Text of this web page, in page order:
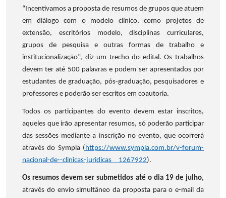
“Incentivamos a proposta de resumos de grupos que atuem
em diálogo com o modelo clínico, como projetos de
extensão, escritórios modelo, disciplinas curriculares,
grupos de pesquisa e outras formas de trabalho e
institucionalização”, diz um trecho do edital. Os trabalhos
devem ter até 500 palavras e podem ser apresentados por
estudantes de graduação, pós-graduação, pesquisadores e
professores e poderão ser escritos em coautoria.
Todos os participantes do evento devem estar inscritos,
aqueles que irão apresentar resumos, só poderão participar
das sessões mediante a inscrição no evento, que ocorrerá
através do Sympla (https://www.sympla.com.br/v-forum-
nacional-de--clinicas-juridicas__1267922).
Os resumos devem ser submetidos até o dia 19 de julho,
através do envio simultâneo da proposta para o e-mail da